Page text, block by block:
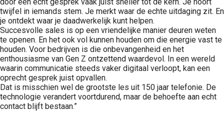
twijfel in iemands stem. Je merkt waar de echte uitdaging zit. En
je ontdekt waar je daadwerkelijk kunt helpen.
Succesvolle sales is op een vriendelijke manier deuren weten
te openen. En het ook vol kunnen houden om die energie vast te
houden. Voor bedrijven is die onbevangenheid en het
enthousiasme van Gen Z ontzettend waardevol. In een wereld
waarin communicatie steeds vaker digitaal verloopt, kan een
oprecht gesprek juist opvallen.
Dat is misschien wel de grootste les uit 150 jaar telefonie. De
technologie verandert voortdurend, maar de behoefte aan echt
contact blijft bestaan.”